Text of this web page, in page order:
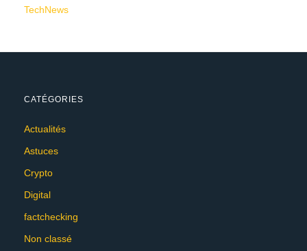
TechNews
CATÉGORIES
Actualités
Astuces
Crypto
Digital
factchecking
Non classé